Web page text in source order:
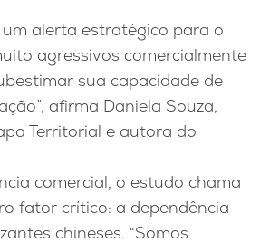
alerta estratégico para o
agressivos comercialmente
sua capacidade de
afirma Daniela Souza,
Territorial e autora do
comercial, o estudo chama
fator crítico: a dependência
chineses. “Somos